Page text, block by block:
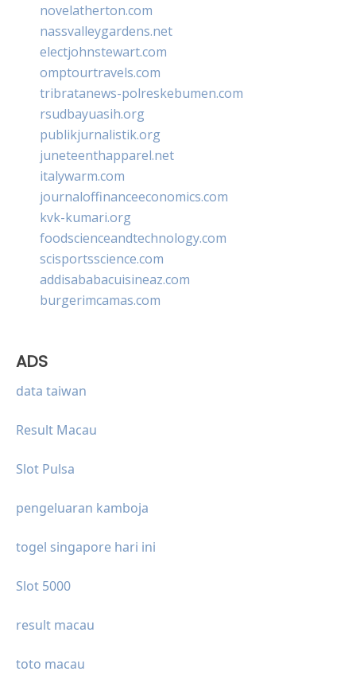
novelatherton.com
nassvalleygardens.net
electjohnstewart.com
omptourtravels.com
tribratanews-polreskebumen.com
rsudbayuasih.org
publikjurnalistik.org
juneteenthapparel.net
italywarm.com
journaloffinanceeconomics.com
kvk-kumari.org
foodscienceandtechnology.com
scisportsscience.com
addisababacuisineaz.com
burgerimcamas.com
ADS
data taiwan
Result Macau
Slot Pulsa
pengeluaran kamboja
togel singapore hari ini
Slot 5000
result macau
toto macau